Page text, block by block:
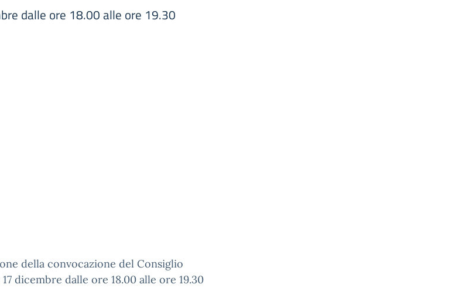
dalle ore 18.00 alle ore 19.30
della convocazione del Consiglio
dicembre dalle ore 18.00 alle ore 19.30